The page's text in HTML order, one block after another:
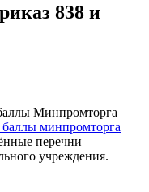
838 и
Минпромторга
перечни
учреждения.